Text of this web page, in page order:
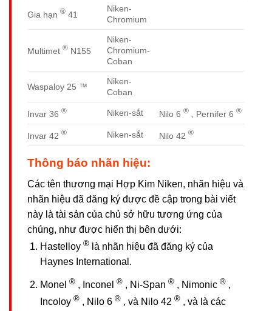
Gia hạn ® 41
Niken-
Chromium
Multimet ® N155
Niken-
Chromium-
Coban
Waspaloy 25 ™
Niken-
Coban
Invar 36 ® Niken-sắt Nilo 6® , Pernifer 6®
Invar 42 ® Niken-sắt Nilo 42®
Thông báo nhãn hiệu:
Các tên thương mại Hợp Kim Niken, nhãn hiệu và
nhãn hiệu đã đăng ký được đề cập trong bài viết
này là tài sản của chủ sở hữu tương ứng của
chúng, như được hiển thị bên dưới:
Hastelloy ®là nhãn hiệu đã đăng ký của
Haynes International.
Monel ®, Inconel ®, Ni-Span ®, Nimonic ®,
Incoloy ®, Nilo 6 ®, và Nilo 42 ®, và là các